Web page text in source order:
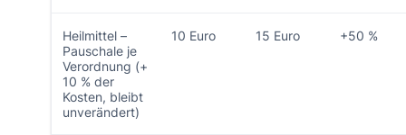
Heilmittel –
Pauschale je
Verordnung (+
10 % der
Kosten, bleibt
unverändert)
10 Euro 15 Euro +50 %